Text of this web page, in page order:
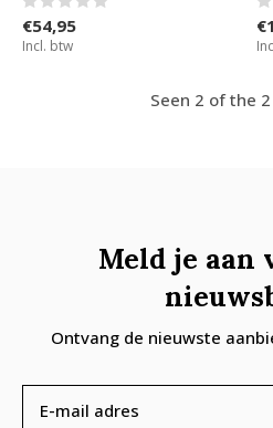
€54,95
Incl. btw
Seen 2 of the
Meld je aan
Ontvang de nieuwste